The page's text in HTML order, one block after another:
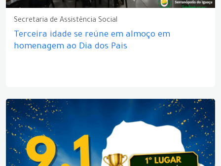
Secretaria de Assistência Social
Terceira idade se reúne em almoço em
homenagem ao Dia dos Pais